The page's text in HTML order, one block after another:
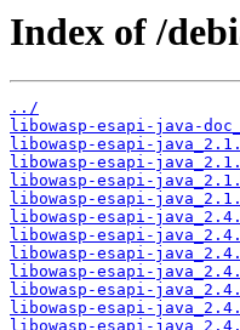
Index of /
../
libowasp-esapi-java-
libowasp-esapi-
libowasp-esapi-
libowasp-esapi-
libowasp-esapi-
libowasp-esapi-
libowasp-esapi-
libowasp-esapi-
libowasp-esapi-
libowasp-esapi-
libowasp-esapi-
libowasp-esapi-